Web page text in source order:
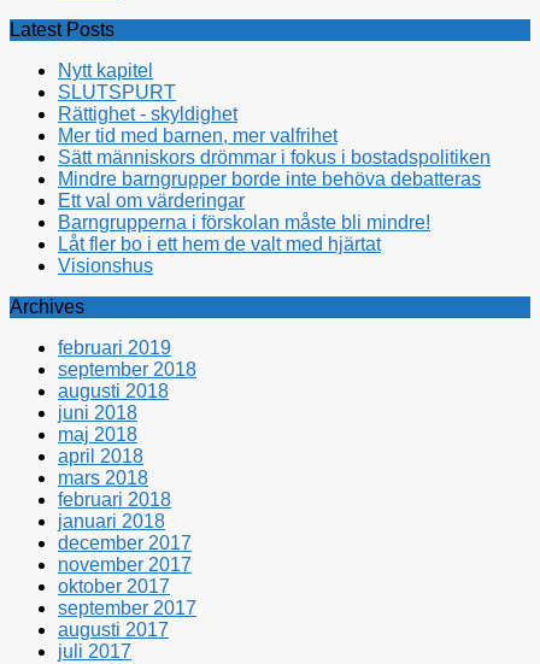
Latest Posts
Nytt kapitel
SLUTSPURT
Rättighet - skyldighet
Mer tid med barnen, mer valfrihet
Sätt människors drömmar i fokus i bostadspolitiken
Mindre barngrupper borde inte behöva debatteras
Ett val om värderingar
Barngrupperna i förskolan måste bli mindre!
Låt fler bo i ett hem de valt med hjärtat
Visionshus
Archives
februari 2019
september 2018
augusti 2018
juni 2018
maj 2018
april 2018
mars 2018
februari 2018
januari 2018
december 2017
november 2017
oktober 2017
september 2017
augusti 2017
juli 2017